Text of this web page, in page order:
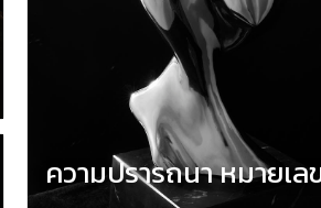
ความปรารถนา หมายเล